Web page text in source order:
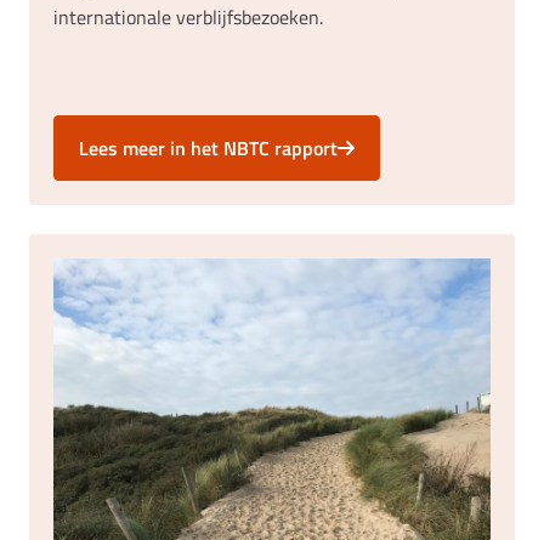
internationale verblijfsbezoeken.
Lees meer in het NBTC rapport